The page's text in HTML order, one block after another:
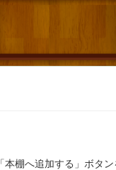
棚へ追加する」ボタ